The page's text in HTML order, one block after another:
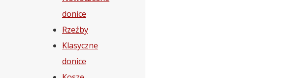
donice
Rzeźby
Klasyczne
donice